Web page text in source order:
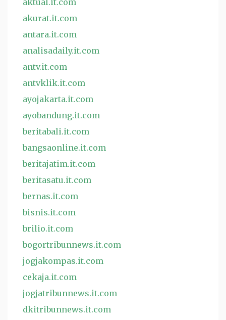
aktual.it.com
akurat.it.com
antara.it.com
analisadaily.it.com
antv.it.com
antvklik.it.com
ayojakarta.it.com
ayobandung.it.com
beritabali.it.com
bangsaonline.it.com
beritajatim.it.com
beritasatu.it.com
bernas.it.com
bisnis.it.com
brilio.it.com
bogortribunnews.it.com
jogjakompas.it.com
cekaja.it.com
jogjatribunnews.it.com
dkitribunnews.it.com